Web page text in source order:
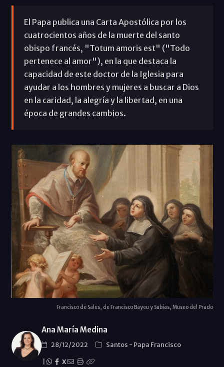
El Papa publica una Carta Apostólica por los
cuatrocientos años de la muerte del santo
obispo francés, "Totum amoris est" ("Todo
pertenece al amor"), en la que destaca la
capacidad de este doctor de la Iglesia para
ayudar a los hombres y mujeres a buscar a Dios
en la caridad, la alegría y la libertad, en una
época de grandes cambios.
Francisco de Sales, de Francisco Bayeu y Subías, Museo del Prado
Ana María Medina
28/12/2022 Santos - Papa Francisco
X